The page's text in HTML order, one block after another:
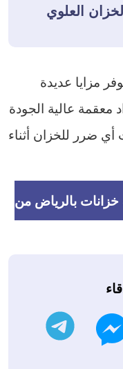
العلوي
مزايا عديدة
معقمة عالية الجودة
أي ضرر للخزان أثناء
بالرياض من
ماسنجر